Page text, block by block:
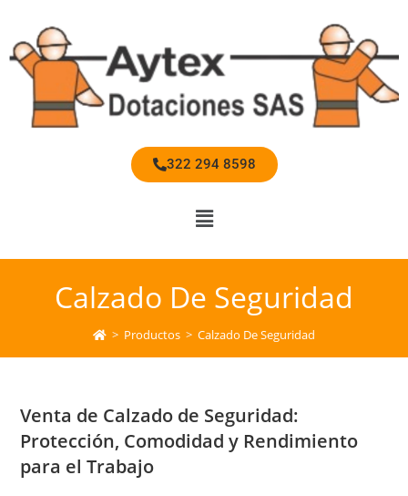
322 294 8598
Calzado De Seguridad
> Productos > Calzado De Seguridad
Venta de Calzado de Seguridad:
Protección, Comodidad y Rendimiento
para el Trabajo